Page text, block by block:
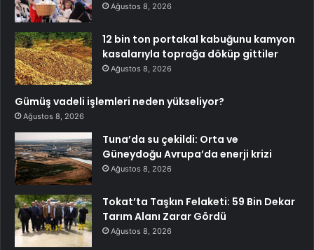
Ağustos 8, 2026
12 bin ton portakal kabuğunu kamyon
kasalarıyla toprağa döküp gittiler
Ağustos 8, 2026
Gümüş vadeli işlemleri neden yükseliyor?
Ağustos 8, 2026
Tuna’da su çekildi: Orta ve
Güneydoğu Avrupa’da enerji krizi
Ağustos 8, 2026
Tokat’ta Taşkın Felaketi: 59 Bin Dekar
Tarım Alanı Zarar Gördü
Ağustos 8, 2026